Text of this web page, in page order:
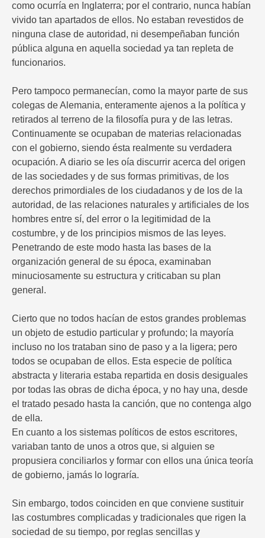
como ocurría en Inglaterra; por el contrario, nunca habían
vivido tan apartados de ellos. No estaban revestidos de
ninguna clase de autoridad, ni desempeñaban función
pública alguna en aquella sociedad ya tan repleta de
funcionarios.
Pero tampoco permanecían, como la mayor parte de sus
colegas de Alemania, enteramente ajenos a la política y
retirados al terreno de la filosofía pura y de las letras.
Continuamente se ocupaban de materias relacionadas
con el gobierno, siendo ésta realmente su verdadera
ocupación. A diario se les oía discurrir acerca del origen
de las sociedades y de sus formas primitivas, de los
derechos primordiales de los ciudadanos y de los de la
autoridad, de las relaciones naturales y artificiales de los
hombres entre sí, del error o la legitimidad de la
costumbre, y de los principios mismos de las leyes.
Penetrando de este modo hasta las bases de la
organización general de su época, examinaban
minuciosamente su estructura y criticaban su plan
general.
Cierto que no todos hacían de estos grandes problemas
un objeto de estudio particular y profundo; la mayoría
incluso no los trataban sino de paso y a la ligera; pero
todos se ocupaban de ellos. Esta especie de política
abstracta y literaria estaba repartida en dosis desiguales
por todas las obras de dicha época, y no hay una, desde
el tratado pesado hasta la canción, que no contenga algo
de ella.
En cuanto a los sistemas políticos de estos escritores,
variaban tanto de unos a otros que, si alguien se
propusiera conciliarlos y formar con ellos una única teoría
de gobierno, jamás lo lograría.
Sin embargo, todos coinciden en que conviene sustituir
las costumbres complicadas y tradicionales que rigen la
sociedad de su tiempo, por reglas sencillas y